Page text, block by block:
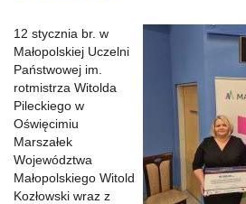
12 stycznia br. w
Małopolskiej Uczelni
Państwowej im.
rotmistrza Witolda
Pileckiego w
Oświęcimiu
Marszałek
Województwa
Małopolskiego Witold
Kozłowski wraz z